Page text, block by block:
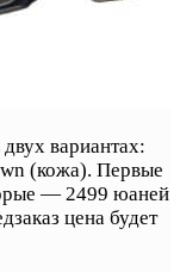
вариантах:
(кожа). Первые
— 2499 юаней
цена будет